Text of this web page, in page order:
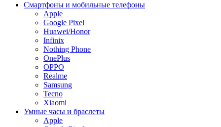
Смартфоны и мобильные телефоны
Apple
Google Pixel
Huawei/Honor
Infinix
Nothing Phone
OnePlus
OPPO
Realme
Samsung
Tecno
Xiaomi
Умные часы и браслеты
Apple